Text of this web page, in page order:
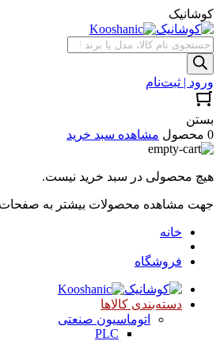
کوشانیک
جستجوی
محصولات
ورود | ثبت‌نام
بستن
0 محصول
مشاهده سبد خرید
هیچ محصولی در سبد خرید نیست.
جهت مشاهده محصولات بیشتر به صفحات
خانه
فروشگاه
دسته‌بندی کالاها
اتوماسیون صنعتی
PLC